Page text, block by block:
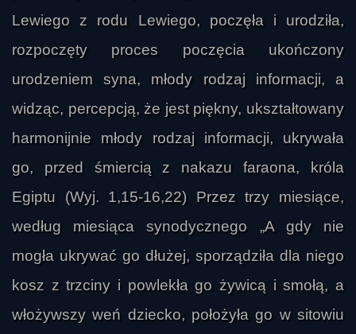
Lewiego z rodu Lewiego, poczęła i urodziła,
rozpoczęty proces poczęcia ukończony
urodzeniem syna, młody rodzaj informacji, a
widząc, percepcją, że jest piękny, ukształtowany
harmonijnie młody rodzaj informacji, ukrywała
go, przed śmiercią z nakazu faraona, króla
Egiptu (Wyj. 1,15-16,22) Przez trzy miesiące,
według miesiąca synodycznego „A gdy nie
mogła ukrywać go dłużej, sporządziła dla niego
kosz z trzciny i powlekła go żywicą i smołą, a
włożywszy weń dziecko, położyła go w sitowiu